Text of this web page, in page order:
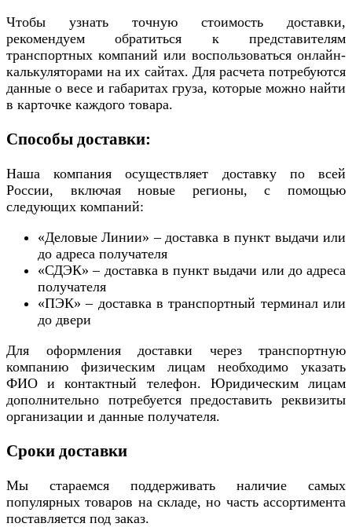
Чтобы узнать точную стоимость доставки,
рекомендуем обратиться к представителям
транспортных компаний или воспользоваться онлайн-
калькуляторами на их сайтах. Для расчета потребуются
данные о весе и габаритах груза, которые можно найти
в карточке каждого товара.
Способы доставки:
Наша компания осуществляет доставку по всей
России, включая новые регионы, с помощью
следующих компаний:
«Деловые Линии» – доставка в пункт выдачи или
до адреса получателя
«СДЭК» – доставка в пункт выдачи или до адреса
получателя
«ПЭК» – доставка в транспортный терминал или
до двери
Для оформления доставки через транспортную
компанию физическим лицам необходимо указать
ФИО и контактный телефон. Юридическим лицам
дополнительно потребуется предоставить реквизиты
организации и данные получателя.
Сроки доставки
Мы стараемся поддерживать наличие самых
популярных товаров на складе, но часть ассортимента
поставляется под заказ.